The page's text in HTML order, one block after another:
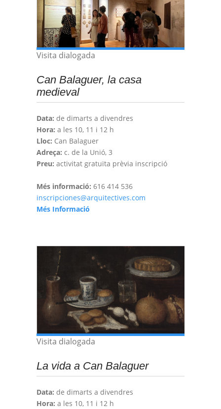
Visita dialogada
Can Balaguer, la casa
medieval
Data: de dimarts a divendres
Hora: a les 10, 11 i 12 h
Lloc: Can Balaguer
Adreça: c. de la Unió, 3
Preu: activitat gratuïta prèvia inscripció
Més informació: 616 414 536
inscripciones@arquitectives.com
Més Informació
Visita dialogada
La vida a Can Balaguer
Data: de dimarts a divendres
Hora: a les 10, 11 i 12 h